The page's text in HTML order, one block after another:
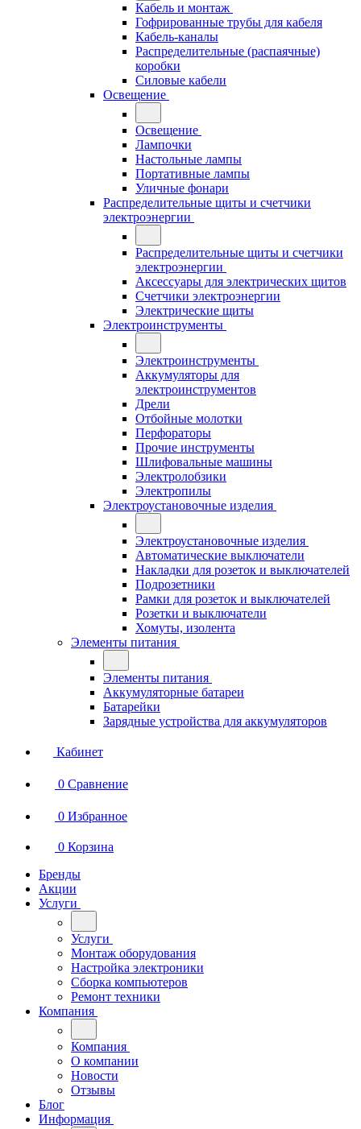
Кабель и монтаж
Гофрированные трубы для кабеля
Кабель-каналы
Распределительные (распаячные)
коробки
Силовые кабели
Освещение
Освещение
Лампочки
Настольные лампы
Портативные лампы
Уличные фонари
Распределительные щиты и счетчики
электроэнергии
Распределительные щиты и счетчики
электроэнергии
Аксессуары для электрических щитов
Счетчики электроэнергии
Электрические щиты
Электроинструменты
Электроинструменты
Аккумуляторы для
электроинструментов
Дрели
Отбойные молотки
Перфораторы
Прочие инструменты
Шлифовальные машины
Электролобзики
Электропилы
Электроустановочные изделия
Электроустановочные изделия
Автоматические выключатели
Накладки для розеток и выключателей
Подрозетники
Рамки для розеток и выключателей
Розетки и выключатели
Хомуты, изолента
Элементы питания
Элементы питания
Аккумуляторные батареи
Батарейки
Зарядные устройства для аккумуляторов
Кабинет
0 Сравнение
0 Избранное
0 Корзина
Бренды
Акции
Услуги
Услуги
Монтаж оборудования
Настройка электроники
Сборка компьютеров
Ремонт техники
Компания
Компания
О компании
Новости
Отзывы
Блог
Информация